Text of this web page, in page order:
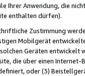
Ihrer Anwendung, die
enthalten dürfen).
Zustimmung
Mobilgerät
Geräten
die über einen
oder (3)